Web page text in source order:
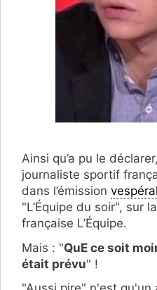
Ainsi qu’a pu le
journaliste sportif
dans l’émission
"L’Équipe du soir", sur
française L’Équipe.
Mais : "QuE ce soit
était prévu" !